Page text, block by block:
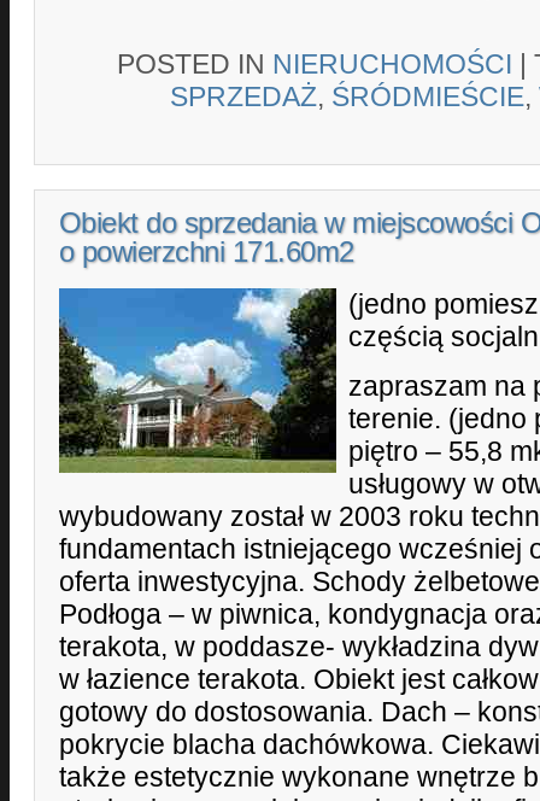
POSTED IN NIERUCHOMOŚCI |
SPRZEDAŻ, ŚRÓDMIEŚCIE,
Obiekt do sprzedania w miejscowości
o powierzchni 171.60m2
(jedno
częścią
zapraszam na
terenie. (jedno
piętro – 55,8
usługowy w
wybudowany został w 2003 roku
fundamentach istniejącego wcześniej
oferta inwestycyjna. Schody
Podłoga – w piwnica, kondygnacja
terakota, w poddasze- wykładzina
w łazience terakota. Obiekt jest
gotowy do dostosowania. Dach –
pokrycie blacha dachówkowa.
także estetycznie wykonane wnętrze